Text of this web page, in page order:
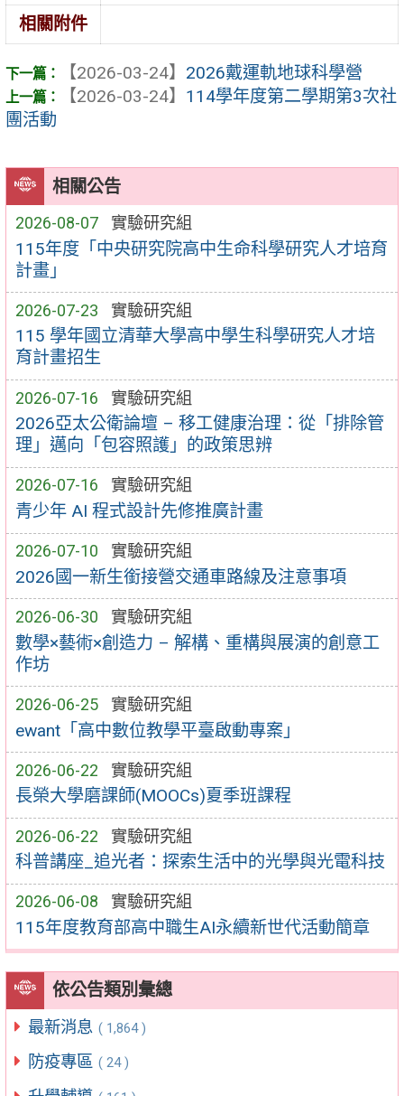
相關公告
2026-08-07 實驗研究組
115年度「中央研究院高中生命科學研究人才培育
計畫」
2026-07-23 實驗研究組
115 學年國立清華大學高中學生科學研究人才培
育計畫招生
2026-07-16 實驗研究組
2026亞太公衛論壇 – 移工健康治理：從「排除管
理」邁向「包容照護」的政策思辨
2026-07-16 實驗研究組
青少年 AI 程式設計先修推廣計畫
2026-07-10 實驗研究組
2026國一新生銜接營交通車路線及注意事項
2026-06-30 實驗研究組
數學×藝術×創造力 – 解構、重構與展演的創意工
作坊
2026-06-25 實驗研究組
ewant「高中數位教學平臺啟動專案」
2026-06-22 實驗研究組
長榮大學磨課師(MOOCs)夏季班課程
2026-06-22 實驗研究組
科普講座_追光者：探索生活中的光學與光電科技
2026-06-08 實驗研究組
115年度教育部高中職生AI永續新世代活動簡章
依公告類別彙總
最新消息 ( 1,864 )
防疫專區 ( 24 )
相關附件
【2026-03-24】 2026戴運軌地球科學營
【2026-03-24】 114學年度第二學期第3次社
團活動